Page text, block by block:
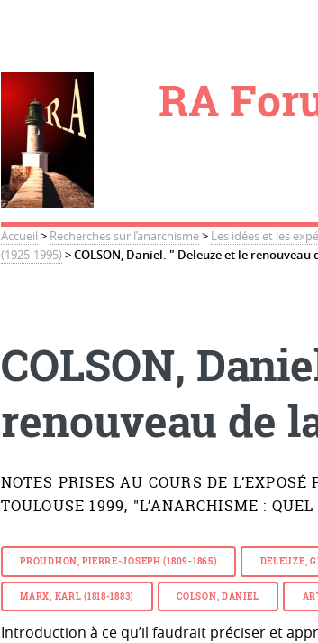
RA
Accueil > Recherches sur l’anarchisme> Les idées et les
(1925-1995)>COLSON, Daniel. " Deleuze et le
COLSON,
renouveau de
NOTES PRISES AU COURS DE
TOULOUSE 1999, "L’ANARCHISME :
PROUDHON, PIERRE-JOSEPH (1809-1865) DELEUZE,
MARX, KARL (1818-1883) COLSON, DANIEL
Introduction à ce qu’il faudrait préciser et